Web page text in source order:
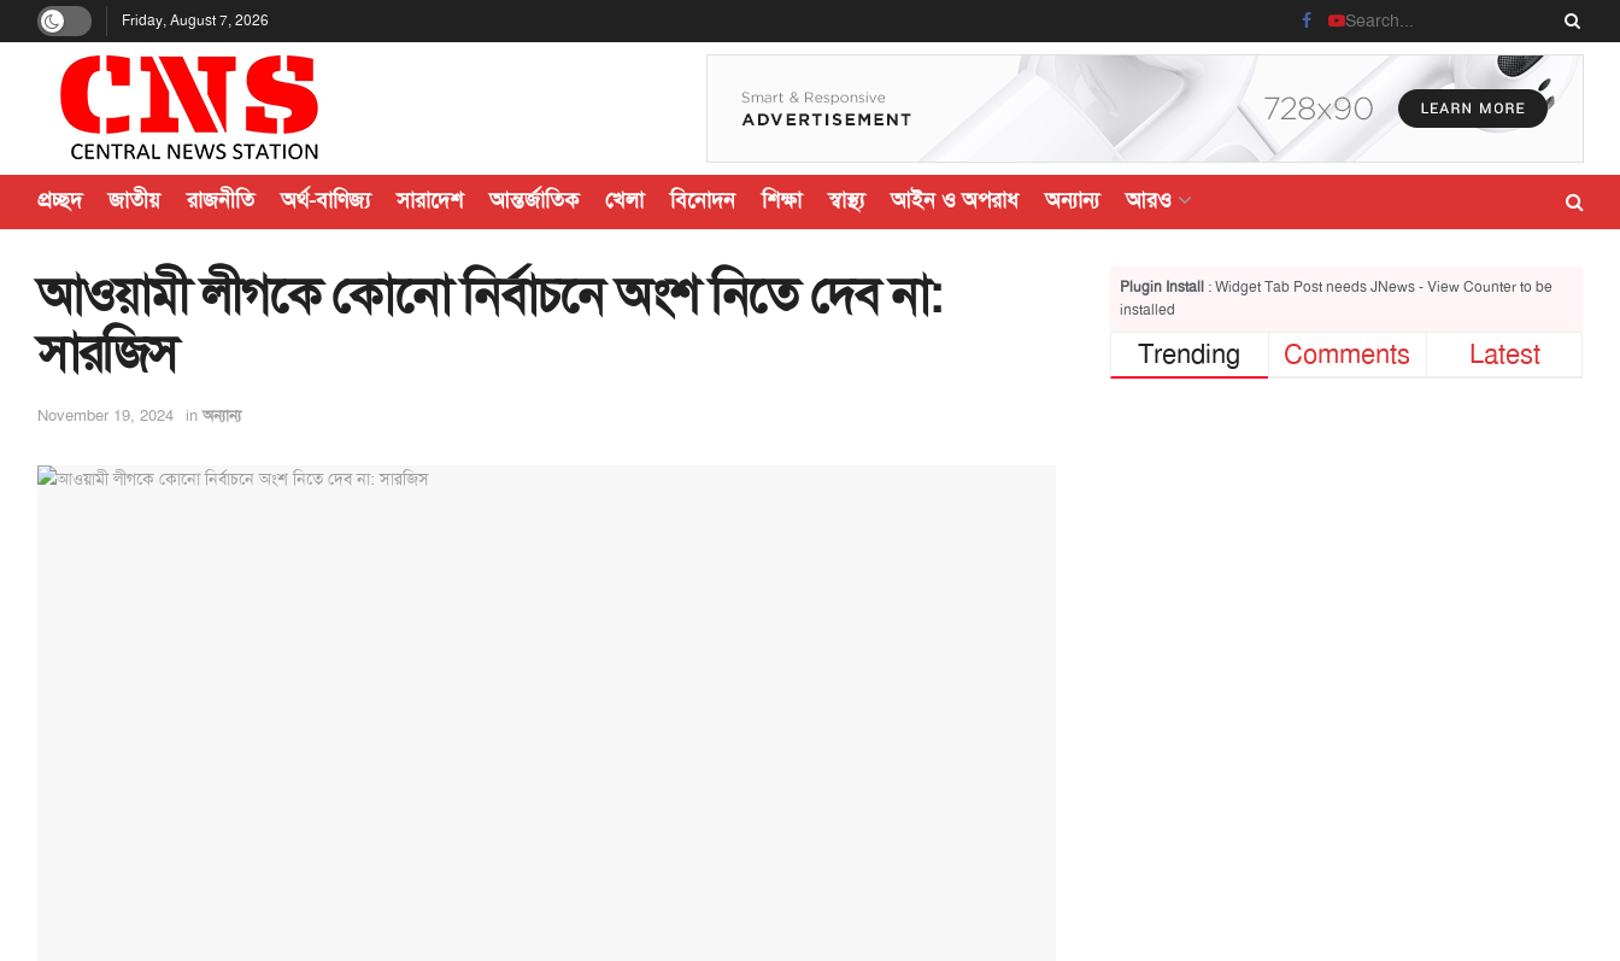
Friday, August 7, 2026
প্রচ্ছদ জাতীয় রাজনীতি অর্থ-বাণিজ্য সারাদেশ আন্তর্জাতিক খেলা বিনোদন শিক্ষা স্বাস্থ্য আইন ও অপরাধ অন্যান্য আরও
আওয়ামী লীগকে কোনো নির্বাচনে অংশ নিতে দেব না:
সারজিস
November 19, 2024 in অন্যান্য
Plugin Install: Widget Tab Post needs JNews - View Counter to be
installed
Trending Comments Latest